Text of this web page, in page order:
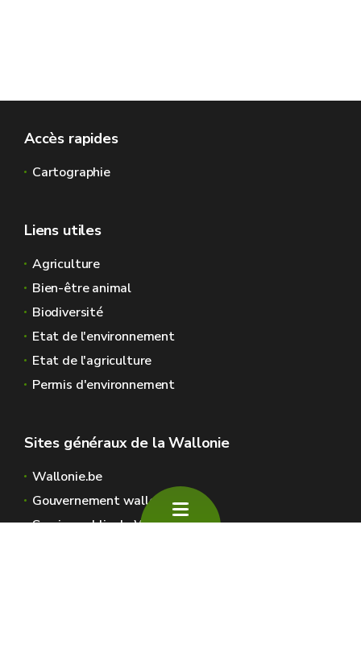
Accès rapides
Cartographie
Liens utiles
Agriculture
Bien-être animal
Biodiversité
Etat de l'environnement
Etat de l'agriculture
Permis d'environnement
Sites généraux de la Wallonie
Wallonie.be
Gouvernement wallon
Service public de Wallonie